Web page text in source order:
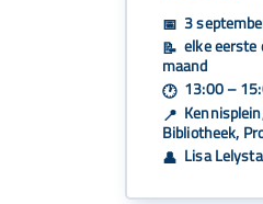
📅 3
📝 elke eerste
maand
🕐 13:00 –
📍
Bibliotheek,
👤 Lisa